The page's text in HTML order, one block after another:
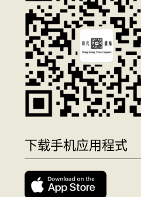
下载手机应用程式